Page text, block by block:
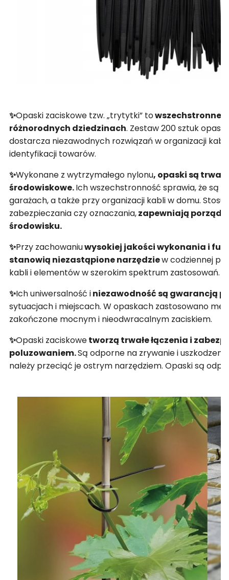
✨Opaski zaciskowe tzw. „trytytki” towszechstronne
różnorodnych dziedzinach. Zestaw 200 sztuk
dostarcza niezawodnych rozwiązań w organizacji
identyfikacji towarów.
✨Wykonane z wytrzymałego nylonu, opaski są
środowiskowe.Ich wszechstronność sprawia, że są
garażach, a także przy organizacji kabli w domu.
zabezpieczania czy oznaczania,zapewniają
środowisku.
✨Przy zachowaniuwysokiej jakości wykonania i
stanowią niezastąpione narzędziew codziennej
kabli i elementów w szerokim spektrum zastosowań.
✨Ich uniwersalność iniezawodność są gwarancją
sytuacjach i miejscach. W opaskach zastosowano
zakończone mocnym i nieodwracalnym zaciskiem.
✨Opaski zaciskowetworzą trwałe łączenia i
poluzowaniem.Są odporne na zrywanie i
należy przeciąć je ostrym narzędziem. Opaski są